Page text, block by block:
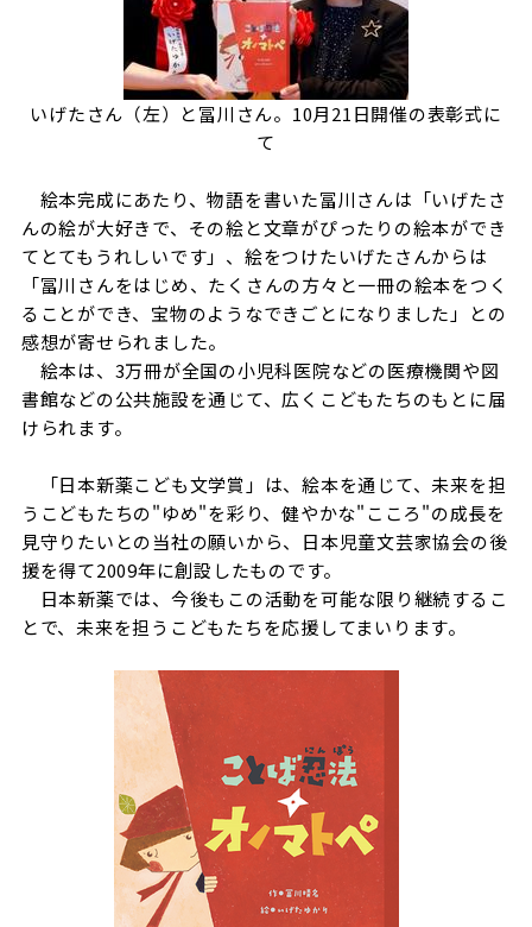
いげたさん（左）と冨川さん。10月21日開催の表彰式に
て
絵本完成にあたり、物語を書いた冨川さんは「いげたさ
んの絵が大好きで、その絵と文章がぴったりの絵本ができ
てとてもうれしいです」、絵をつけたいげたさんからは
「冨川さんをはじめ、たくさんの方々と一冊の絵本をつく
ることができ、宝物のようなできごとになりました」との
感想が寄せられました。
絵本は、3万冊が全国の小児科医院などの医療機関や図
書館などの公共施設を通じて、広くこどもたちのもとに届
けられます。
「日本新薬こども文学賞」は、絵本を通じて、未来を担
うこどもたちの"ゆめ"を彩り、健やかな"こころ"の成長を
見守りたいとの当社の願いから、日本児童文芸家協会の後
援を得て2009年に創設したものです。
日本新薬では、今後もこの活動を可能な限り継続するこ
とで、未来を担うこどもたちを応援してまいります。